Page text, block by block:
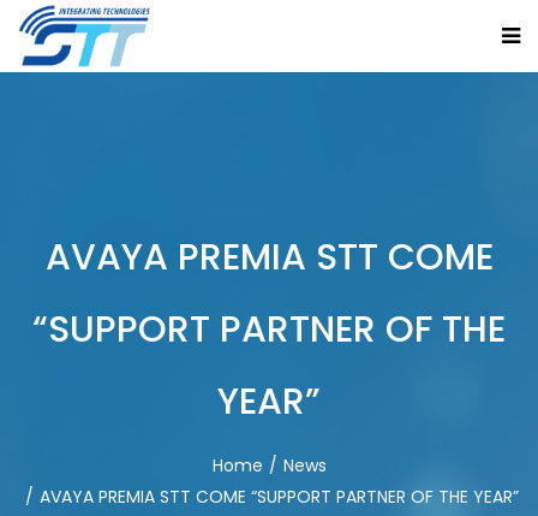
AVAYA PREMIA STT COME
“SUPPORT PARTNER OF THE
YEAR”
Home
News
AVAYA PREMIA STT COME “SUPPORT PARTNER OF THE YEAR”